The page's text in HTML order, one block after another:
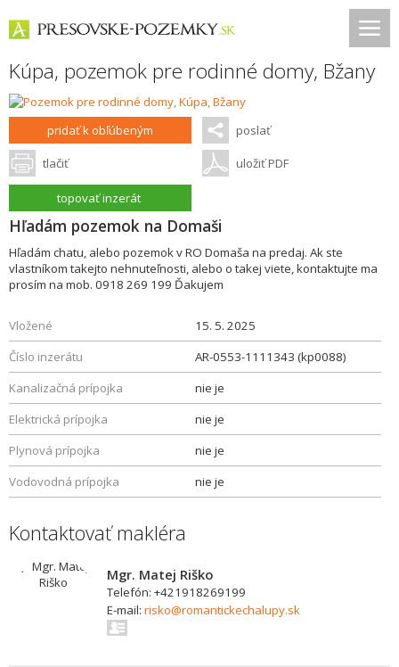
Kúpa, pozemok pre rodinné domy, Bžany
pridať k obľúbeným poslať
tlačiť uložiť PDF
topovať inzerát
Hľadám pozemok na Domaši
Hľadám chatu, alebo pozemok v RO Domaša na predaj. Ak ste
vlastníkom takejto nehnuteľnosti, alebo o takej viete, kontaktujte ma
prosím na mob. 0918 269 199 Ďakujem
Vložené
15. 5. 2025
Číslo inzerátu
AR-0553-1111343 (kp0088)
Kanalizačná prípojka
nie je
Elektrická prípojka
nie je
Plynová prípojka
nie je
Vodovodná prípojka
nie je
Kontaktovať makléra
Mgr. Matej Riško
Telefón: +421918269199
E-mail: risko@romantickechalupy.sk